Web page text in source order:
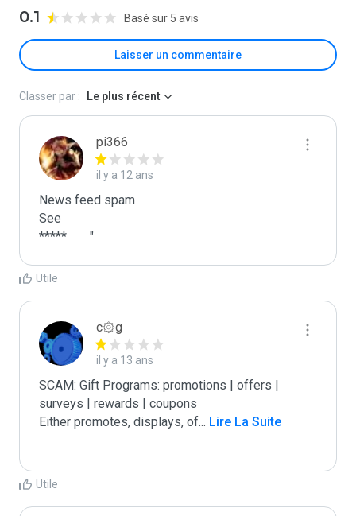
0.1 Basé sur 5 avis
Laisser un commentaire
Classer par : Le plus récent
pi366
il y a 12 ans
News feed spam
See
*****	"
Utile
c۞g
il y a 13 ans
SCAM: Gift Programs: promotions | offers |
surveys | rewards | coupons
Either promotes, displays, of... Lire La Suite
Utile